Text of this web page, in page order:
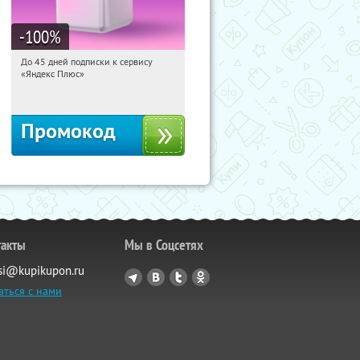
-100%
15:10:23 Получили:
До 45 дней подписки к сервису
«Яндекс Плюс»
Промокод
с нами
Мы в Соцсетях